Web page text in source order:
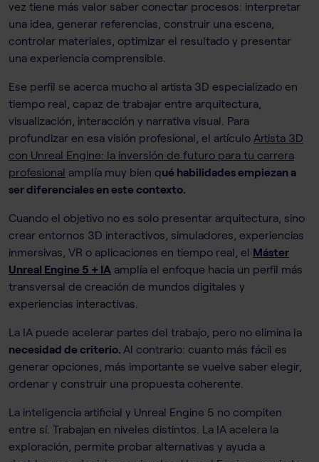
vez tiene más valor saber conectar procesos: interpretar
una idea, generar referencias, construir una escena,
controlar materiales, optimizar el resultado y presentar
una experiencia comprensible.
Ese perfil se acerca mucho al artista 3D especializado en
tiempo real, capaz de trabajar entre arquitectura,
visualización, interacción y narrativa visual. Para
profundizar en esa visión profesional, el artículo Artista 3D
con Unreal Engine: la inversión de futuro para tu carrera
profesional amplía muy bien qué habilidades empiezan a
ser diferenciales en este contexto.
Cuando el objetivo no es solo presentar arquitectura, sino
crear entornos 3D interactivos, simuladores, experiencias
inmersivas, VR o aplicaciones en tiempo real, el Máster
Unreal Engine 5 + IA amplía el enfoque hacia un perfil más
transversal de creación de mundos digitales y
experiencias interactivas.
La IA puede acelerar partes del trabajo, pero no elimina la
necesidad de criterio. Al contrario: cuanto más fácil es
generar opciones, más importante se vuelve saber elegir,
ordenar y construir una propuesta coherente.
La inteligencia artificial y Unreal Engine 5 no compiten
entre sí. Trabajan en niveles distintos. La IA acelera la
exploración, permite probar alternativas y ayuda a